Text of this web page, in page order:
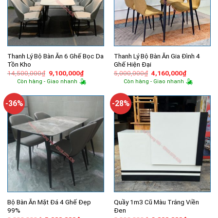
Thanh Lý Bộ Bàn Ăn 6 Ghế Bọc Da
Tồn Kho
14,500,000₫ Giá
gốc
là:
9,100,000₫Giá
hiện
tại
9,100,000₫.
Còn hàng - Giao nhanh
Thanh Lý Bộ Bàn Ăn Gia Đình 4
Ghế Hiện Đại
5,000,000₫ Giá
gốc
là:
4,160,000₫Giá
hiện
tại
Còn hàng - Giao nhanh
-36%
Bộ Bàn Ăn Mặt Đá 4 Ghế Đẹp
99%
-28%
Quầy 1m3 Cũ Màu Trắng Viền
Đen